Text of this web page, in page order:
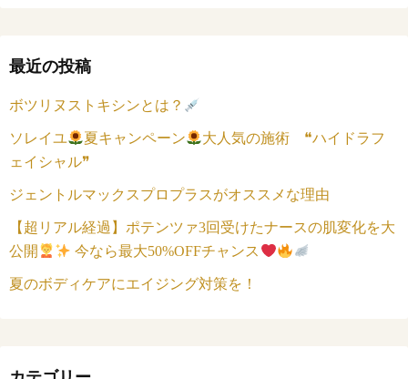
最近の投稿
ボツリヌストキシンとは？
ソレイユ 夏キャンペーン
大人気の施術 ❝ハイドラフ
ェイシャル❞
ジェントルマックスプロプラスがオススメな理由
【超リアル経過】ポテンツァ3回受けたナースの肌変化を大
公開
今なら最大50%OFFチャンス
夏のボディケアにエイジング対策を！